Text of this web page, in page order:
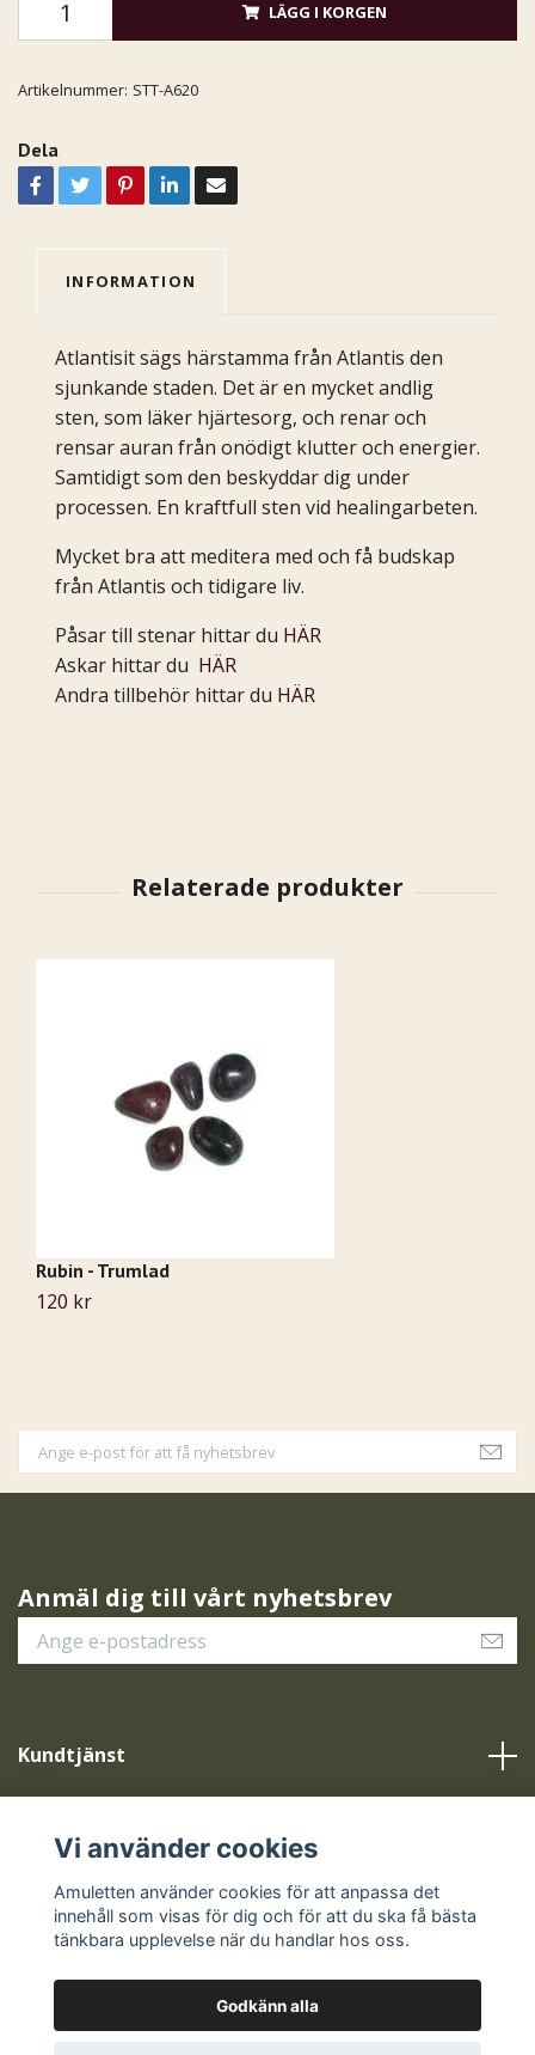
LÄGG I KORGEN
Artikelnummer: STT-A620
Dela
INFORMATION
Atlantisit sägs härstamma från Atlantis den
sjunkande staden. Det är en mycket andlig
sten, som läker hjärtesorg, och renar och
rensar auran från onödigt klutter och energier.
Samtidigt som den beskyddar dig under
processen. En kraftfull sten vid healingarbeten.
Mycket bra att meditera med och få budskap
från Atlantis och tidigare liv.
Påsar till stenar hittar du HÄR
Askar hittar du HÄR
Andra tillbehör hittar du HÄR
Rubin - Trumlad
120 kr
Anmäl dig till vårt nyhetsbrev
Kundtjänst
Sociala medier
Vi använder cookies
Amuletten använder cookies för att anpassa det
innehåll som visas för dig och för att du ska få bästa
tänkbara upplevelse när du handlar hos oss.
Godkänn alla